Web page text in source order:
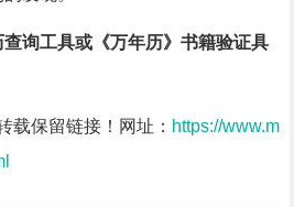
查询工具或《万年历》书籍验证具
载保留链接！网址： https://www.m